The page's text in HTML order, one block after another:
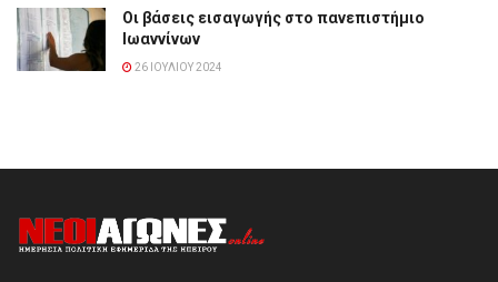
Οι βάσεις εισαγωγής στο πανεπιστήμιο
Ιωαννίνων
26 ΙΟΥΛΊΟΥ 2024